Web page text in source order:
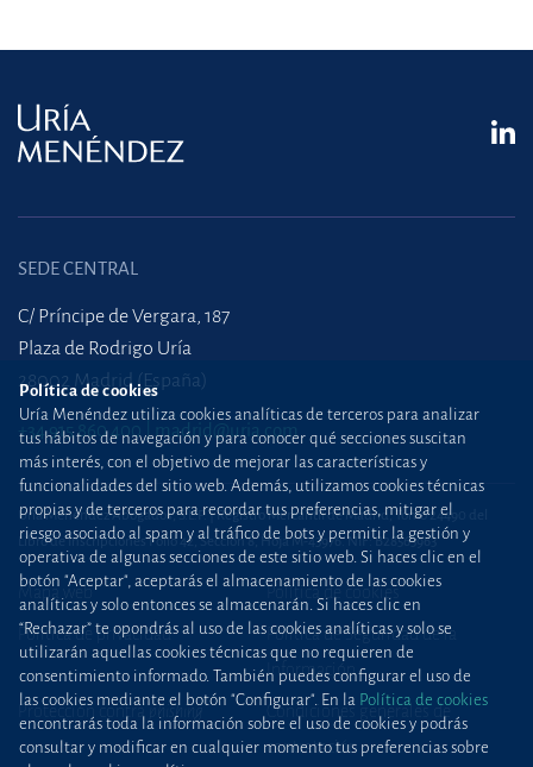
SEDE CENTRAL
C/ Príncipe de Vergara, 187
Plaza de Rodrigo Uría
28002 Madrid (España)
+34 915 860 400 madrid@uria.com
Uría Menéndez Abogados, S.L.P. | Registro Mercantil de Madrid, Tomo 24490 del
Libro de Inscripciones Folio 42, Sección 8, Hoja M-43976. NIF: B28563963
Mapa web Política de cookies
Política de privacidad
Política de Seguridad de la
Información
Protección contraphishing
Condiciones generales de
contratación
Política de cookies
Uría Menéndez utiliza cookies analíticas de terceros para analizar
tus hábitos de navegación y para conocer qué secciones suscitan
más interés, con el objetivo de mejorar las características y
funcionalidades del sitio web. Además, utilizamos cookies técnicas
propias y de terceros para recordar tus preferencias, mitigar el
riesgo asociado al spam y al tráfico de bots y permitir la gestión y
operativa de algunas secciones de este sitio web. Si haces clic en el
botón "Aceptar", aceptarás el almacenamiento de las cookies
analíticas y solo entonces se almacenarán. Si haces clic en
“Rechazar” te opondrás al uso de las cookies analíticas y solo se
utilizarán aquellas cookies técnicas que no requieren de
consentimiento informado. También puedes configurar el uso de
las cookies mediante el botón "Configurar". En la Política de cookies
encontrarás toda la información sobre el uso de cookies y podrás
consultar y modificar en cualquier momento tus preferencias sobre